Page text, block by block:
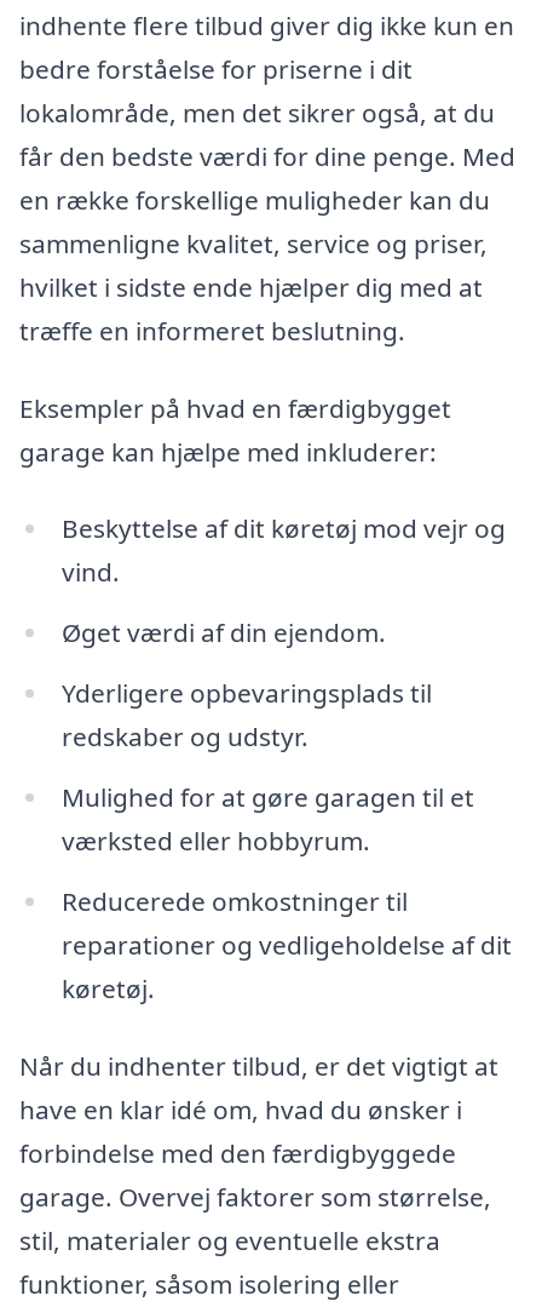
indhente flere tilbud giver dig ikke kun en
bedre forståelse for priserne i dit
lokalområde, men det sikrer også, at du
får den bedste værdi for dine penge. Med
en række forskellige muligheder kan du
sammenligne kvalitet, service og priser,
hvilket i sidste ende hjælper dig med at
træffe en informeret beslutning.
Eksempler på hvad en færdigbygget
garage kan hjælpe med inkluderer:
Beskyttelse af dit køretøj mod vejr og
vind.
Øget værdi af din ejendom.
Yderligere opbevaringsplads til
redskaber og udstyr.
Mulighed for at gøre garagen til et
værksted eller hobbyrum.
Reducerede omkostninger til
reparationer og vedligeholdelse af dit
køretøj.
Når du indhenter tilbud, er det vigtigt at
have en klar idé om, hvad du ønsker i
forbindelse med den færdigbyggede
garage. Overvej faktorer som størrelse,
stil, materialer og eventuelle ekstra
funktioner, såsom isolering eller